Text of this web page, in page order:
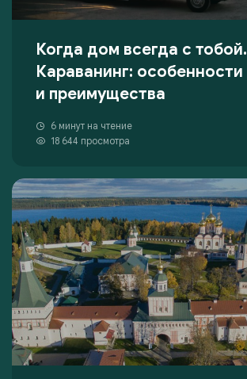
Когда дом всегда с тобой.
Караванинг: особенности
и преимущества
6 минут на чтение
18 644 просмотра